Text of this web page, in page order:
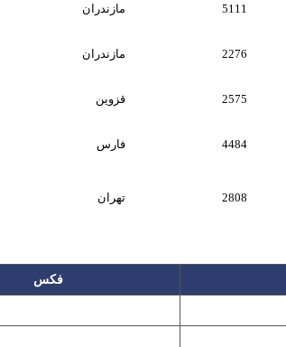
5111 مازندران
2276 مازندران
2575 قزوین
4484 فارس
2808 تهران
فکس